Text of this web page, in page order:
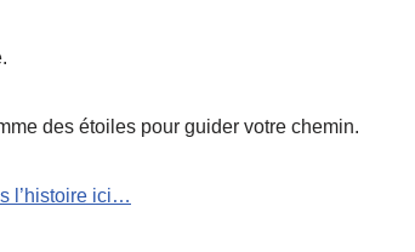
des étoiles pour guider votre chemin.
l’histoire ici…